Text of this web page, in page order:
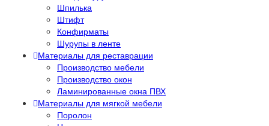
Шпилька
Штифт
Конфирматы
Шурупы в ленте
Материалы для реставрации
Производство мебели
Производство окон
Ламинированные окна ПВХ
Материалы для мягкой мебели
Поролон